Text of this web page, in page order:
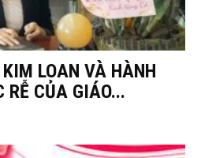
LOAN VÀ HÀNH
RỄ CỦA GIÁO...